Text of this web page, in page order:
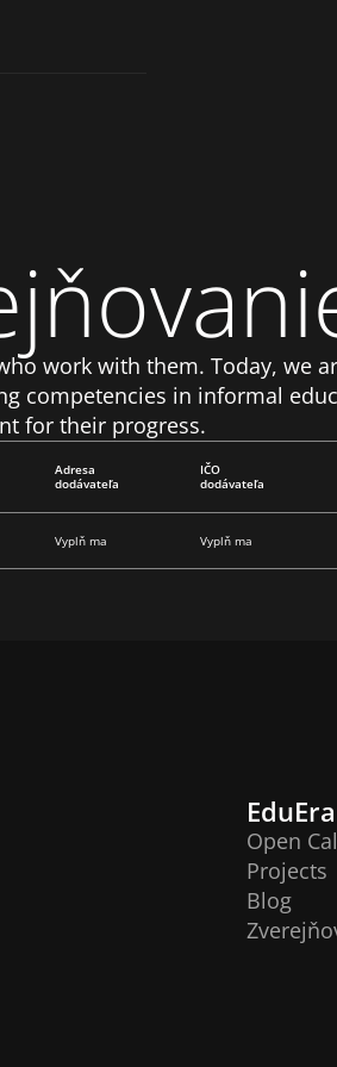
work with them. Today, we
competencies in informal
for their progress.
Adresa
dodávateľa
IČO
dodávateľa
Vyplň ma Vyplň ma
EduEra
Open
Projects
Blog